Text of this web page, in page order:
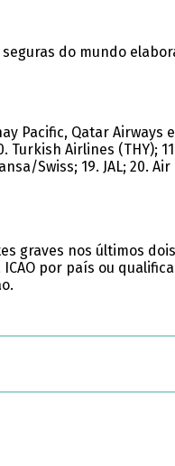
do mundo
Pacific, Qatar Airways e
Turkish Airlines (THY);
Swiss; 19. JAL; 20. Air
graves nos últimos
por país ou